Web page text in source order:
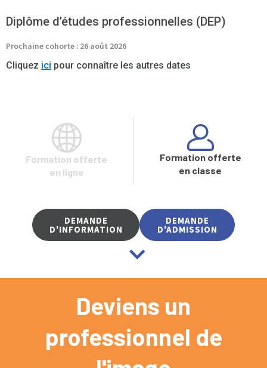
Diplôme d’études professionnelles (DEP)
Prochaine cohorte : 26 août 2026
Cliquez ici pour connaître les autres dates
Formation offerte
en ligne
Formation offerte
en classe
DEMANDE
D'INFORMATION
DEMANDE
D'ADMISSION
Deviens un
professionnel de